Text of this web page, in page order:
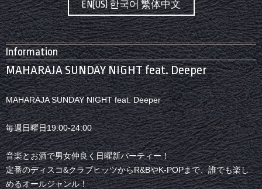
EN(US) 한국어 繁体中文
Information
MAHARAJA SUNDAY NIGHT feat. Deeper
MAHARAJA SUNDAY NIGHT feat. Deeper
毎週日曜日19:00-24:00
音楽とお酒で男女仲良く日曜新パーティー！
定番のディスコ&クラブヒッツからR&BやK-POPまで、誰でも楽し
めるオールジャンル！